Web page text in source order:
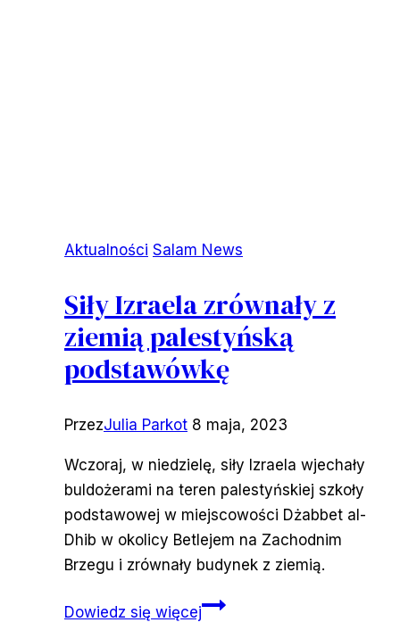
Aktualności Salam News
Siły Izraela zrównały z
ziemią palestyńską
podstawówkę
PrzezJulia Parkot 8 maja, 2023
Wczoraj, w niedzielę, siły Izraela wjechały
buldożerami na teren palestyńskiej szkoły
podstawowej w miejscowości Dżabbet al-
Dhib w okolicy Betlejem na Zachodnim
Brzegu i zrównały budynek z ziemią.
Dowiedz się więcejSiły